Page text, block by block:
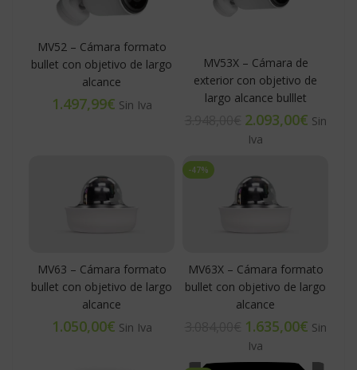
MV52 – Cámara formato
bullet con objetivo de largo
alcance
€
MV53X – Cámara de
exterior con objetivo de
largo alcance bulllet
2.093,00€
MV63 – Cámara formato
bullet con objetivo de largo
alcance
€
-47%
MV63X – Cámara formato
bullet con objetivo de largo
alcance
1.635,00€